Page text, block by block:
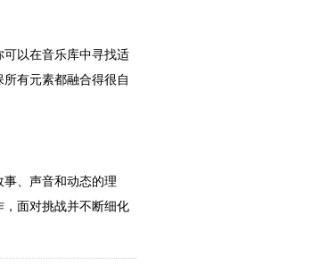
以在音乐库中寻找适
有元素都融合得很自
、声音和动态的理
面对挑战并不断细化